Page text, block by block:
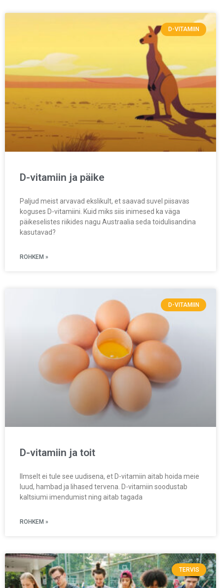
D-VITAMIIN
D-vitamiin ja päike
Paljud meist arvavad ekslikult, et saavad suvel piisavas
koguses D-vitamiini. Kuid miks siis inimesed ka väga
päikeselistes riikides nagu Austraalia seda toidulisandina
kasutavad?
ROHKEM »
D-VITAMIIN
D-vitamiin ja toit
Ilmselt ei tule see uudisena, et D-vitamiin aitab hoida meie
luud, hambad ja lihased tervena. D-vitamiin soodustab
kaltsiumi imendumist ning aitab tagada
ROHKEM »
TERVIS